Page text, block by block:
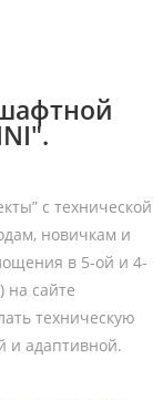
с технической
новичкам и
в 5-ой и 4-
на сайте
техническую
и адаптивной.